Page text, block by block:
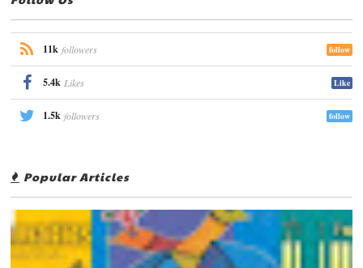
11k followers follow
5.4k Likes Like
1.5k followers follow
Popular Articles